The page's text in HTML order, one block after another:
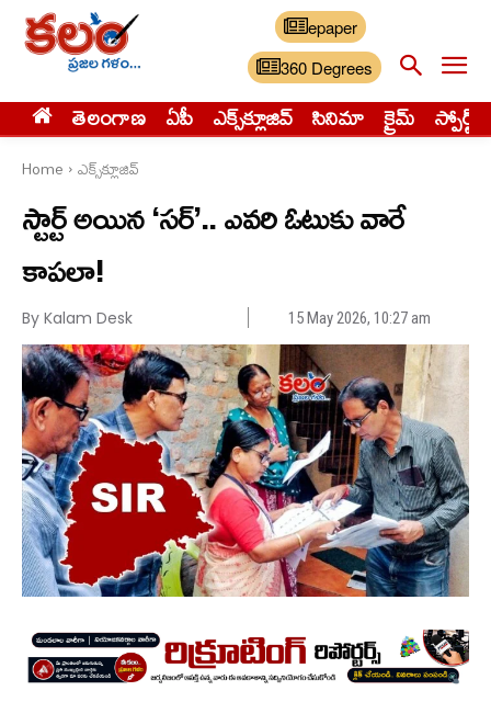
epaper
360 Degrees
తెలంగాణ ఏపీ ఎక్స్‌క్లూజివ్‌ సినిమా క్రైమ్ స్పోర్ట్స్
Home ఎక్స్‌క్లూజివ్‌
స్టార్ట్ అయిన ‘సర్’.. ఎవరి ఓటుకు వారే
కాపలా!
By Kalam Desk 15 May 2026, 10:27 am